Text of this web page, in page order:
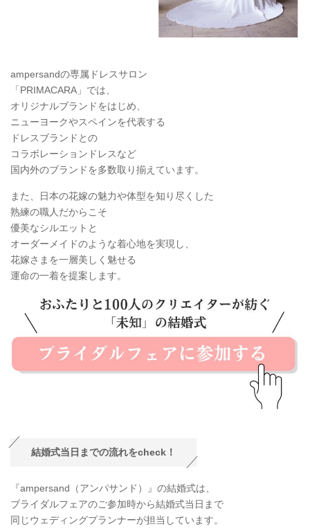
ampersandの専属ドレスサロン
「PRIMACARA」では、
オリジナルブランドをはじめ、
ニューヨークやスペインを代表する
ドレスブランドとの
コラボレーションドレスなど
国内外のブランドを多数取り揃えています。
また、日本の花嫁の魅力や体型を知り尽くした
熟練の職人だからこそ
優美なシルエットと
オーダーメイドのような着心地を実現し、
花嫁さまを一層美しく魅せる
運命の一着を提案します。
結婚式当日までの流れをcheck！
『ampersand（アンパサンド）』の結婚式は、
ブライダルフェアのご参加時から結婚式当日まで
同じウェディングプランナーが担当しています。